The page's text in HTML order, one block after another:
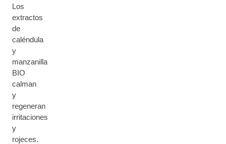
Los
extractos
de
caléndula
y
manzanilla
BIO
calman
y
regeneran
irritaciones
y
rojeces.